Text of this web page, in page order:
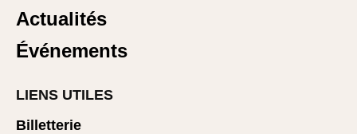
Actualités
Événements
LIENS UTILES
Billetterie